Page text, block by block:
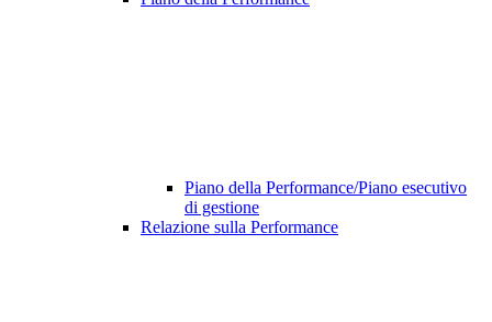
Piano della Performance/Piano esecutivo
di gestione
Relazione sulla Performance